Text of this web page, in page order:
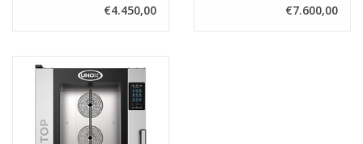
€4.450,00 €7.600,00